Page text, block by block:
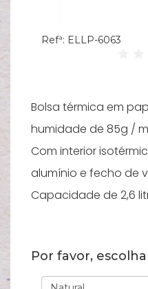
Refª: ELLP-6063
Bolsa térmica em
humidade de 85g /
Com interior
alumínio e fecho de
Capacidade de 2,6
Por favor,